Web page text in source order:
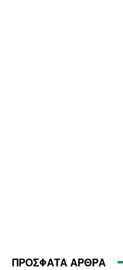
ΠΡΟΣΦΑΤΑ ΑΡΘΡΑ